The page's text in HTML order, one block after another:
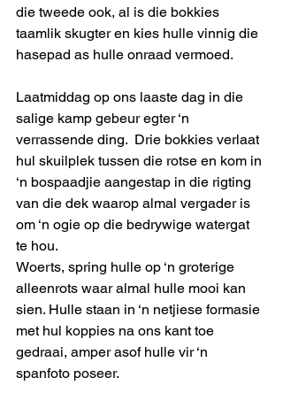
die tweede ook, al is die bokkies
taamlik skugter en kies hulle vinnig die
hasepad as hulle onraad vermoed.
Laatmiddag op ons laaste dag in die
salige kamp gebeur egter ‘n
verrassende ding.  Drie bokkies verlaat
hul skuilplek tussen die rotse en kom in
‘n bospaadjie aangestap in die rigting
van die dek waarop almal vergader is
om ‘n ogie op die bedrywige watergat
te hou.
Woerts, spring hulle op ‘n groterige
alleenrots waar almal hulle mooi kan
sien. Hulle staan in ‘n netjiese formasie
met hul koppies na ons kant toe
gedraai, amper asof hulle vir ‘n
spanfoto poseer.